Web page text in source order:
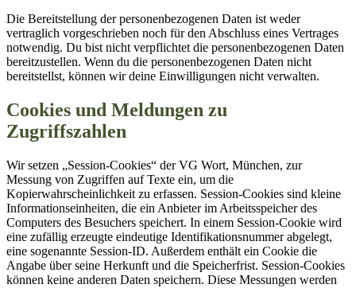
Die Bereitstellung der personenbezogenen Daten ist weder
vertraglich vorgeschrieben noch für den Abschluss eines Vertrages
notwendig. Du bist nicht verpflichtet die personenbezogenen Daten
bereitzustellen. Wenn du die personenbezogenen Daten nicht
bereitstellst, können wir deine Einwilligungen nicht verwalten.
Cookies und Meldungen zu
Zugriffszahlen
Wir setzen „Session-Cookies“ der VG Wort, München, zur
Messung von Zugriffen auf Texte ein, um die
Kopierwahrscheinlichkeit zu erfassen. Session-Cookies sind kleine
Informationseinheiten, die ein Anbieter im Arbeitsspeicher des
Computers des Besuchers speichert. In einem Session-Cookie wird
eine zufällig erzeugte eindeutige Identifikationsnummer abgelegt,
eine sogenannte Session-ID. Außerdem enthält ein Cookie die
Angabe über seine Herkunft und die Speicherfrist. Session-Cookies
können keine anderen Daten speichern. Diese Messungen werden